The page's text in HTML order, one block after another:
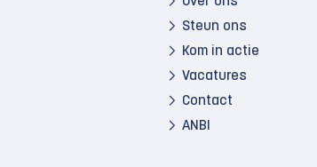
Steun ons
Kom in actie
Vacatures
Contact
ANBI